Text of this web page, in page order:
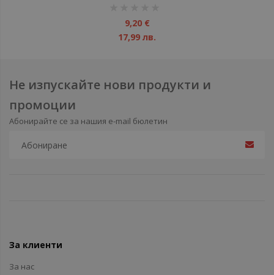
9,20 €
17,99 лв.
Не изпускайте нови продукти и
промоции
Абонирайте се за нашия e-mail бюлетин
За клиенти
За нас